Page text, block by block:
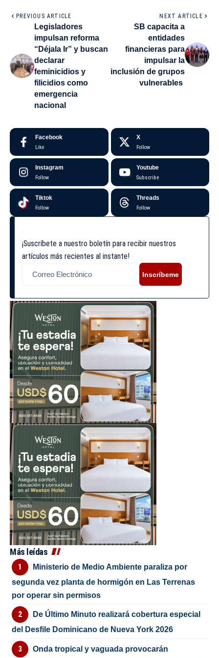
PREVIOUS ARTICLE
Legisladores
impulsan reforma
“Déjala Ir” y buscan
declarar
feminicidios y
filicidios como
emergencia
nacional
NEXT ARTICLE
SB capacita a
entidades
financieras para
impulsar la
inclusión de grupos
vulnerables
Facebook
Like
X
Follow
Instagram
Follow
Youtube
Subscribe
Tiktok
Follow
Threads
Follow
¡Suscríbete a nuestro boletín para recibir nuestros
artículos más recientes al instante!
Inscríbeme
Más leídas
Ministerio de Medio Ambiente paraliza por
segunda vez planta de hormigón en Las Terrenas
por operar sin permisos
De Último Minuto realizará cobertura especial
del Desfile Dominicano de Nueva York 2026
Onda tropical y vaguada provocarán